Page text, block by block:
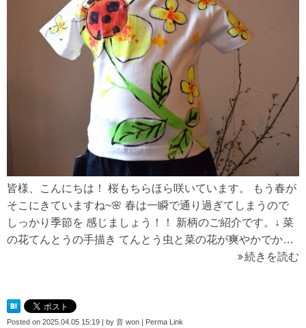
皆様、こんにちは！ 桜もちらほら咲いています。 もう春が
そこにきていますね~🌸 春は一瞬で通り過ぎてしまうので
しっかり季節を 感じましょう！！ 新柄のご紹介です。↓ 菜
の花てんとうの手描き てんとう虫と菜の花が爽やかでか…
続きを読む
Posted on 2025.04.05 15:19 by 音 won Perma Link